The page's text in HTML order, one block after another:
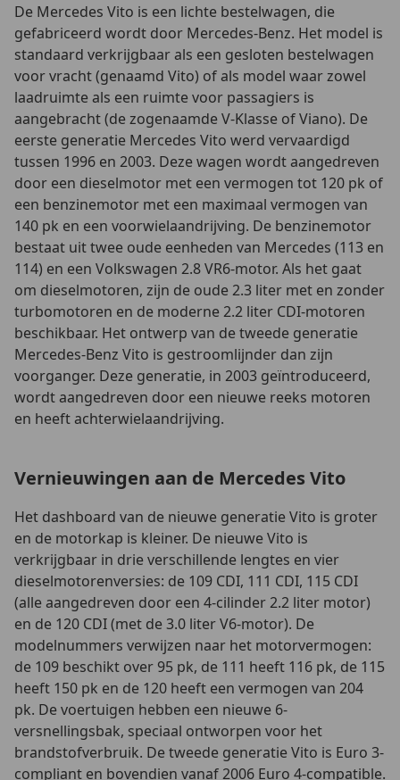
De Mercedes Vito is een lichte bestelwagen, die
gefabriceerd wordt door Mercedes-Benz. Het model is
standaard verkrijgbaar als een gesloten bestelwagen
voor vracht (genaamd Vito) of als model waar zowel
laadruimte als een ruimte voor passagiers is
aangebracht (de zogenaamde V-Klasse of Viano). De
eerste generatie Mercedes Vito werd vervaardigd
tussen 1996 en 2003. Deze wagen wordt aangedreven
door een dieselmotor met een vermogen tot 120 pk of
een benzinemotor met een maximaal vermogen van
140 pk en een voorwielaandrijving. De benzinemotor
bestaat uit twee oude eenheden van Mercedes (113 en
114) en een Volkswagen 2.8 VR6-motor. Als het gaat
om dieselmotoren, zijn de oude 2.3 liter met en zonder
turbomotoren en de moderne 2.2 liter CDI-motoren
beschikbaar. Het ontwerp van de tweede generatie
Mercedes-Benz Vito is gestroomlijnder dan zijn
voorganger. Deze generatie, in 2003 geïntroduceerd,
wordt aangedreven door een nieuwe reeks motoren
en heeft achterwielaandrijving.
Vernieuwingen aan de Mercedes Vito
Het dashboard van de nieuwe generatie Vito is groter
en de motorkap is kleiner. De nieuwe Vito is
verkrijgbaar in drie verschillende lengtes en vier
dieselmotorenversies: de 109 CDI, 111 CDI, 115 CDI
(alle aangedreven door een 4-cilinder 2.2 liter motor)
en de 120 CDI (met de 3.0 liter V6-motor). De
modelnummers verwijzen naar het motorvermogen:
de 109 beschikt over 95 pk, de 111 heeft 116 pk, de 115
heeft 150 pk en de 120 heeft een vermogen van 204
pk. De voertuigen hebben een nieuwe 6-
versnellingsbak, speciaal ontworpen voor het
brandstofverbruik. De tweede generatie Vito is Euro 3-
compliant en bovendien vanaf 2006 Euro 4-compatible.